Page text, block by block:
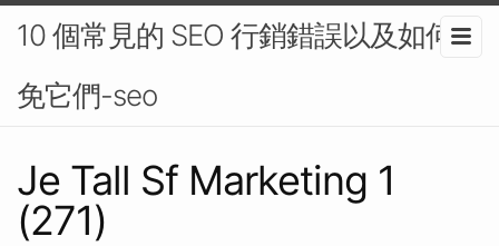
10 個常見的 SEO 行銷錯誤以及如何避
免它們-seo
Je Tall Sf Marketing 1
(271)